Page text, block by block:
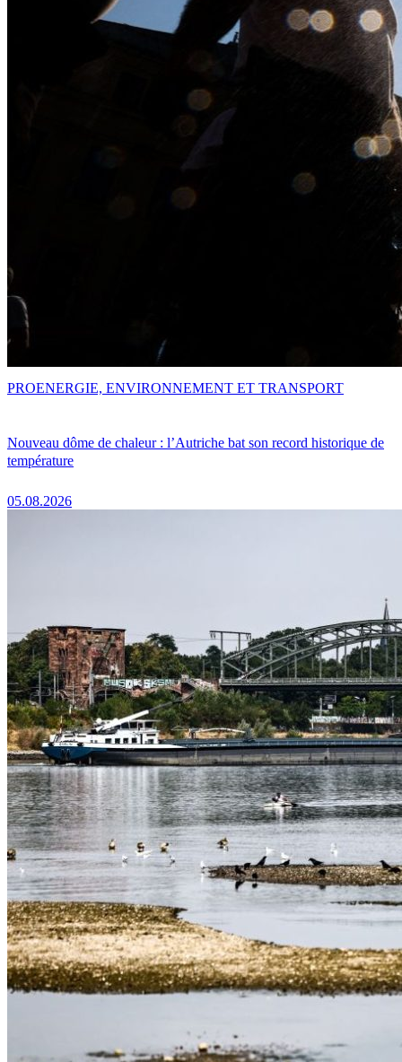
Nouveau dôme de chaleur : l’Autriche bat son record historique de
température
05.08.2026
PROENERGIE, ENVIRONNEMENT ET TRANSPORT